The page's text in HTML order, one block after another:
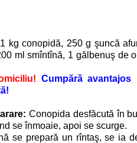
1 kg conopidă, 250 g şuncă
ml smîntînă, 1 gălbenuş de
Cumpără avantajos
Conopida desfăcută în
se înmoaie, apoi se scurge.
se prepară un rîntaş, se ia